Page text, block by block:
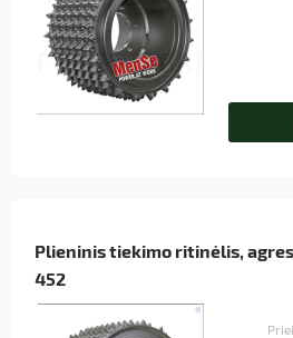
Plieninis tiekimo ritinėlis,
452